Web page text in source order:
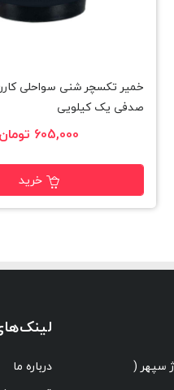
خمیر تکسچر شنی سواحلی
صدفی یک کیلویی
605,000 تومان
خرید
سپهر (
درباره ما